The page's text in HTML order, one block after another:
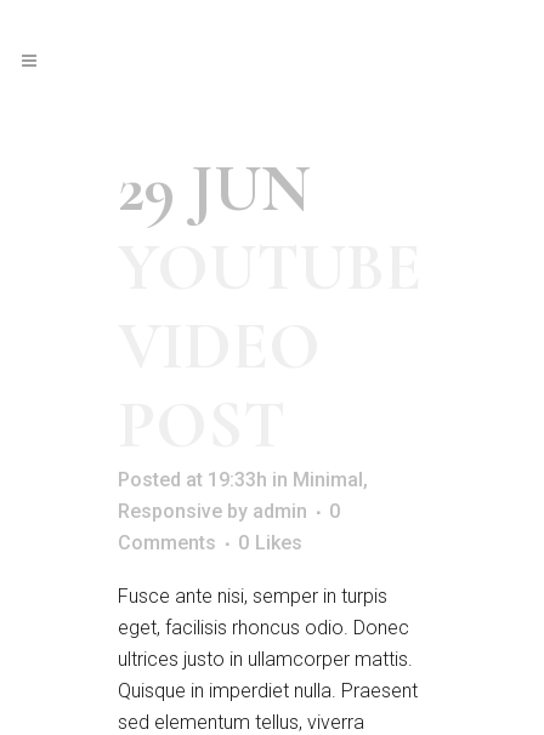
29 JUN
Posted at 19:33h in Minimal,
Responsive by admin
0
Comments
0 Likes
Fusce ante nisi, semper in turpis
eget, facilisis rhoncus odio. Donec
ultrices justo in ullamcorper mattis.
Quisque in imperdiet nulla. Praesent
sed elementum tellus, viverra